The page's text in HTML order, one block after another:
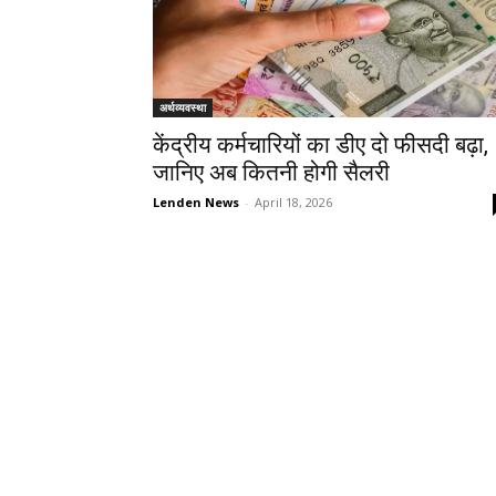
अर्थव्यवस्था
केंद्रीय कर्मचारियों का डीए दो फीसदी बढ़ा,
जानिए अब कितनी होगी सैलरी
Lenden News - April 18, 2026